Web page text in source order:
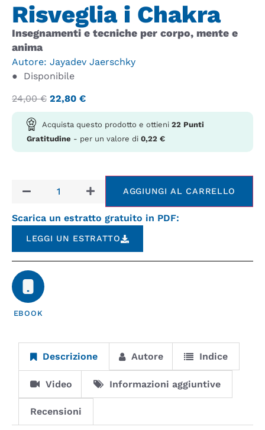
Risveglia i Chakra
Insegnamenti e tecniche per corpo, mente e
anima
Autore: Jayadev Jaerschky
●
Disponibile
24,00€ 22,80 €
Acquista questo prodotto e ottieni 22 Punti
Gratitudine - per un valore di 0,22 €
AGGIUNGI AL CARRELLO
Scarica un estratto gratuito in PDF:
LEGGI UN ESTRATTO
EBOOK
Descrizione Autore Indice
Video Informazioni aggiuntive
Recensioni